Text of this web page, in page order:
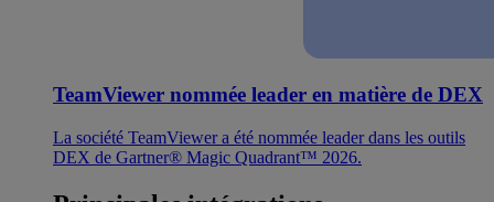
TeamViewer nommée leader en matière de DEX
La société TeamViewer a été nommée leader dans les outils
DEX de Gartner® Magic Quadrant™ 2026.